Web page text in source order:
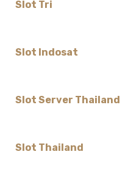
Slot Tri
Slot Indosat
Slot Server Thailand
Slot Thailand